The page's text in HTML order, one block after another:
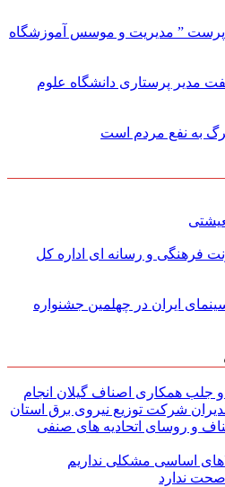
پرست ” مدیریت و موسس آموزشگاه
مدیر پرستاری دانشگاه علوم
به نفع مردم است
فرهنگی و رسانه ای اداره کل
ایران در چهلمین جشنواره
همکاری اصناف گیلان انجام
شركت توزیع نیروی برق استان
و روسای اتحادیه های صنفی
اساسی مشکلی نداریم
ندارد